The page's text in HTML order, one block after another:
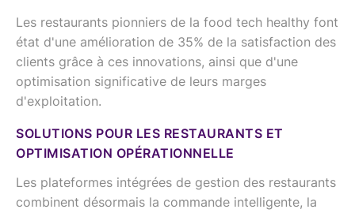
Les restaurants pionniers de la food tech healthy font
état d'une amélioration de 35% de la satisfaction des
clients grâce à ces innovations, ainsi que d'une
optimisation significative de leurs marges
d'exploitation.
SOLUTIONS POUR LES RESTAURANTS ET
OPTIMISATION OPÉRATIONNELLE
Les plateformes intégrées de gestion des restaurants
combinent désormais la commande intelligente, la